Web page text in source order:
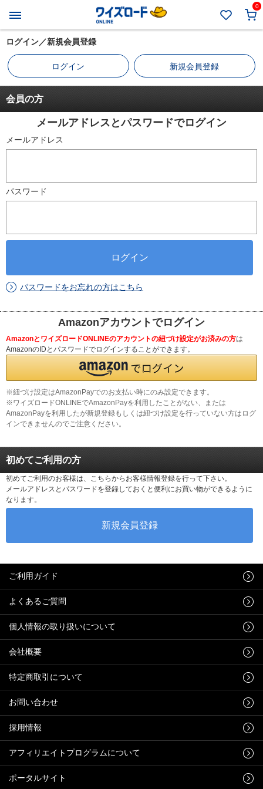
0
ログイン／新規会員登録
ログイン 新規会員登録
会員の方
メールアドレスとパスワードでログイン
メールアドレス
パスワード
パスワードをお忘れの方はこちら
Amazonアカウントでログイン
AmazonとワイズロードONLINEのアカウントの紐づけ設定がお済みの方は
AmazonのIDとパスワードでログインすることができます。
※紐づけ設定はAmazonPayでのお支払い時にのみ設定できます。
※ワイズロードONLINEでAmazonPayを利用したことがない、または
AmazonPayを利用したが新規登録もしくは紐づけ設定を行っていない方はログ
インできませんのでご注意ください。
初めてご利用の方
初めてご利用のお客様は、こちらからお客様情報登録を行って下さい。
メールアドレスとパスワードを登録しておくと便利にお買い物ができるように
なります。
ご利用ガイド
よくあるご質問
個人情報の取り扱いについて
会社概要
特定商取引について
お問い合わせ
採用情報
アフィリエイトプログラムについて
ポータルサイト